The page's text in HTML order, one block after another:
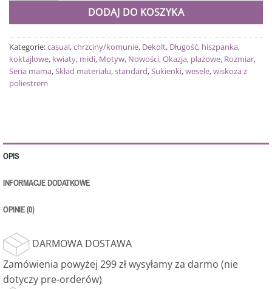
DODAJ DO KOSZYKA
Kategorie:casual,chrzciny/komunie, Dekolt, Długość, hiszpanka,
koktajlowe, kwiaty, midi, Motyw, Nowości,Okazja, plażowe, Rozmiar,
Seria mama,Skład materiału,standard,Sukienki,wesele,wiskoza z
poliestrem
OPIS
INFORMACJE DODATKOWE
OPINIE (0)
DARMOWA DOSTAWA
Zamówienia powyżej 299 zł wysyłamy za darmo (nie
dotyczy pre-orderów)